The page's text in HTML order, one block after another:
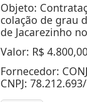
Objeto:
colação de grau
de Jacarezinho
Valor: R$
Fornecedor:
CNPJ: